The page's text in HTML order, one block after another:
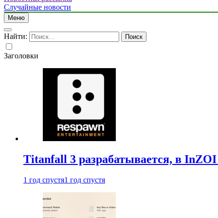
Случайные новости
Меню
Найти:
Заголовки
Titanfall 3 разрабатывается, в
1 год спустя1 год спустя